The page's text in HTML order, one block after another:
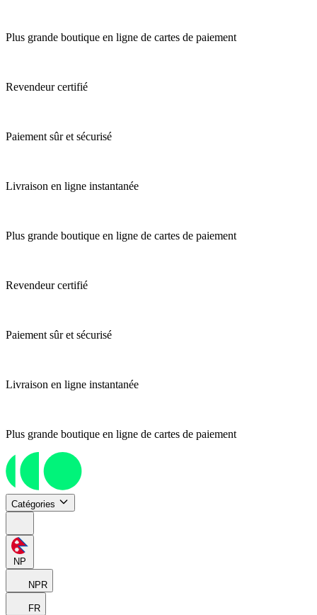
Plus grande boutique en ligne de cartes de paiement
Revendeur certifié
Paiement sûr et sécurisé
Livraison en ligne instantanée
Plus grande boutique en ligne de cartes de paiement
Revendeur certifié
Paiement sûr et sécurisé
Livraison en ligne instantanée
Plus grande boutique en ligne de cartes de paiement
Catégories
NP
NPR
FR